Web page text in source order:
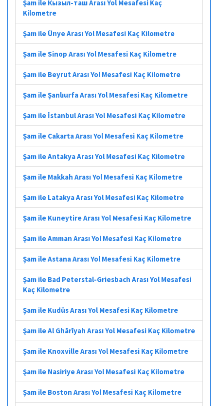
Şam ile Кызыл-таш Arası Yol Mesafesi Kaç
Kilometre
Şam ile Ünye Arası Yol Mesafesi Kaç Kilometre
Şam ile Sinop Arası Yol Mesafesi Kaç Kilometre
Şam ile Beyrut Arası Yol Mesafesi Kaç Kilometre
Şam ile Şanlıurfa Arası Yol Mesafesi Kaç Kilometre
Şam ile İstanbul Arası Yol Mesafesi Kaç Kilometre
Şam ile Cakarta Arası Yol Mesafesi Kaç Kilometre
Şam ile Antakya Arası Yol Mesafesi Kaç Kilometre
Şam ile Makkah Arası Yol Mesafesi Kaç Kilometre
Şam ile Latakya Arası Yol Mesafesi Kaç Kilometre
Şam ile Kuneytire Arası Yol Mesafesi Kaç Kilometre
Şam ile Amman Arası Yol Mesafesi Kaç Kilometre
Şam ile Astana Arası Yol Mesafesi Kaç Kilometre
Şam ile Bad Peterstal-Griesbach Arası Yol Mesafesi
Kaç Kilometre
Şam ile Kudüs Arası Yol Mesafesi Kaç Kilometre
Şam ile Al Ghārīyah Arası Yol Mesafesi Kaç Kilometre
Şam ile Knoxville Arası Yol Mesafesi Kaç Kilometre
Şam ile Nasiriye Arası Yol Mesafesi Kaç Kilometre
Şam ile Boston Arası Yol Mesafesi Kaç Kilometre